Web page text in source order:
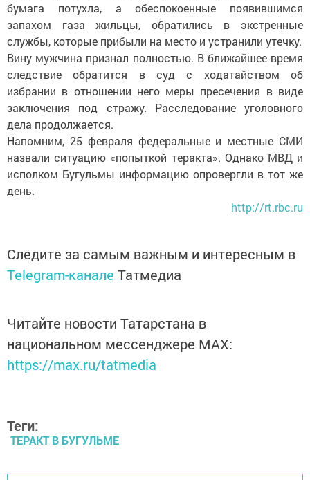
бумага потухла, а обеспокоенные появившимся
запахом газа жильцы, обратились в экстренные
службы, которые прибыли на место и устранили утечку.
Вину мужчина признал полностью. В ближайшее время
следствие обратится в суд с ходатайством об
избрании в отношении него меры пресечения в виде
заключения под стражу. Расследование уголовного
дела продолжается.
Напомним, 25 февраля федеральные и местные СМИ
назвали ситуацию «попыткой теракта». Однако МВД и
исполком Бугульмы информацию опровергли в тот же
день.
http://rt.rbc.ru
Следите за самым важным и интересным в
Telegram-канале Татмедиа
Читайте новости Татарстана в
национальном мессенджере MАХ:
https://max.ru/tatmedia
Теги:
ТЕРАКТ В БУГУЛЬМЕ